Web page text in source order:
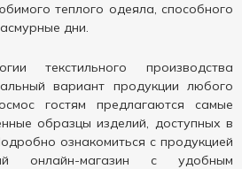
теплого одеяла, способного
дни.
текстильного производства
вариант продукции любого
гостям предлагаются самые
образцы изделий, доступных в
ознакомиться с продукцией
онлайн-магазин с удобным